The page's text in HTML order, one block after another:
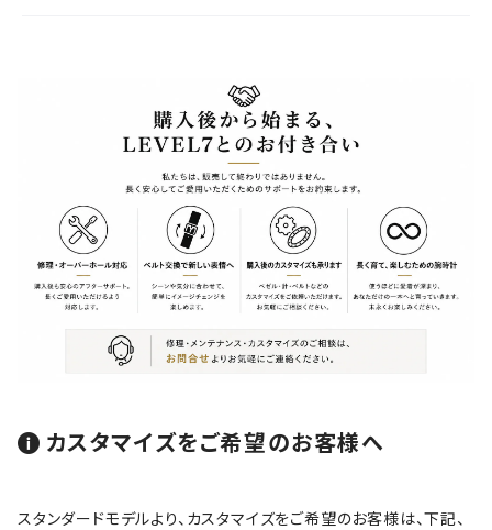
カスタマイズをご希望のお客様へ
スタンダードモデルより、カスタマイズをご希望のお客様は、下記、